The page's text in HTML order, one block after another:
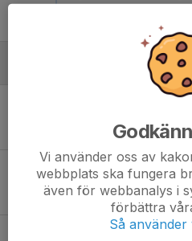
Mullsjö AIS P11 - IBK
16:00
Vara IBK P2011/2012
Vara IBK Arena
3
4
IBK Alingsås - IBK
Vi använder oss av
webbplats ska fungera
även för webbanalys i
förbättra
Så använder